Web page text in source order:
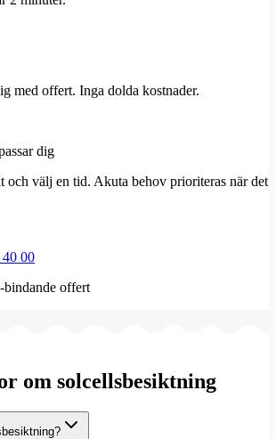
med offert. Inga dolda kostnader.
dig
och välj en tid. Akuta behov prioriteras när det
00
offert
om solcellsbesiktning